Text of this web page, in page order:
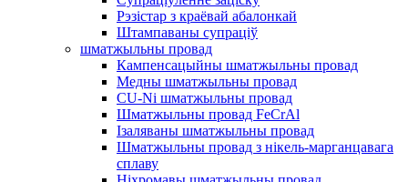
Рэзістар з краёвай абалонкай
Штампаваны супраціў
шматжыльны провад
Кампенсацыйны шматжыльны провад
Медны шматжыльны провад
CU-Ni шматжыльны провад
Шматжыльны провад FeCrAl
Ізаляваны шматжыльны провад
Шматжыльны провад з нікель-марганцавага
сплаву